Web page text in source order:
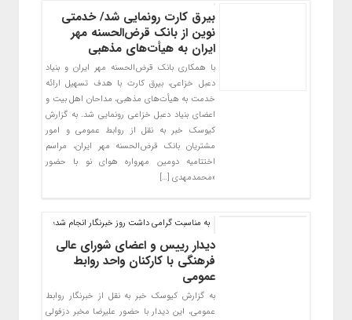
بیرق کارت رونمایی شد/ خدمتی
نوین از بانک قرض‌الحسنه مهر
ایران به هیأت‌های مذهبی
با همکاری بانک قرض‌الحسنه مهر ایران و بنیاد
دعبل خزاعی، بیرق کارت با هدف تسهیل ارائه
خدمت به هیأت‌های مذهبی، مداحان اهل بیت و
اعضای بنیاد دعبل خزاعی رونمایی شد. به گزارش
کیوسک خبر به نقل از روابط عمومی و امور
مشتریان بانک قرض‌الحسنه مهر ایران، مراسم
اختتامیه دومین مهرواره هوای نو با حضور
«محمدمهدی […]
به مناسبت گرامی داشت روز خبرنگار انجام شد؛
دیدار رییس و اعضای شورای عالی
فرهنگی با کارکنان واحد روابط
عمومی
به گزارش کیوسک خبر به نقل از خبرنگار روابط
عمومی، این دیدار با حضور علیرضا مخبر دزفولی